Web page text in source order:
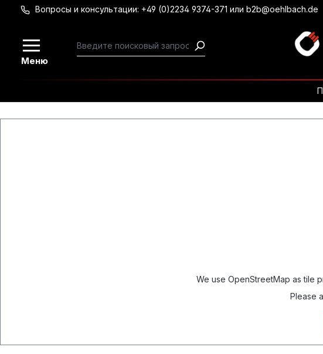
Перейти к основному содержанию
Вопросы и консультации: +49 (0)2234 9374-371 или b2b@oehlbach.de
Меню
We use OpenStreetMap as tile
Please